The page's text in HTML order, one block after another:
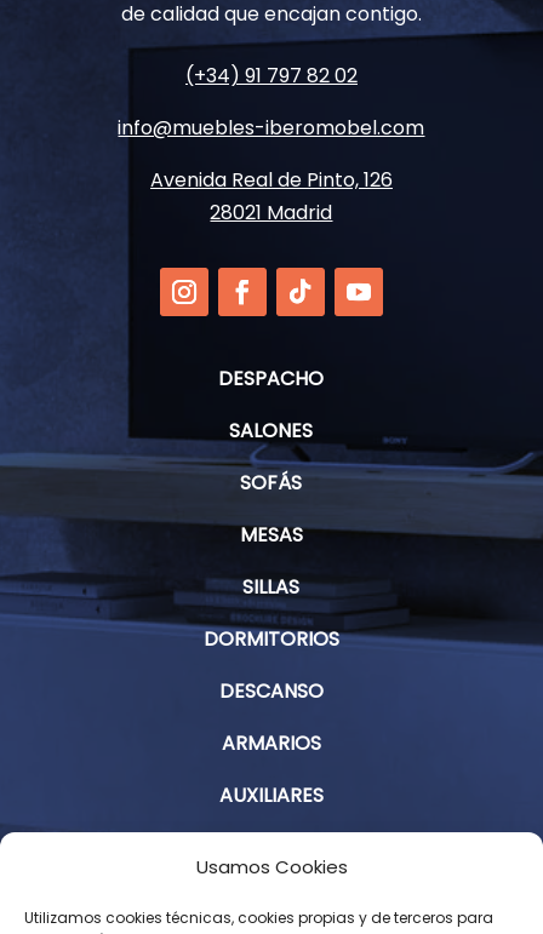
Usamos Cookies
Utilizamos cookies técnicas, cookies propias y de terceros para
de calidad que encajan contigo.
(+34) 91 797 82 02
info@muebles-iberomobel.com
Avenida Real de Pinto, 126
28021 Madrid
DESPACHO
SALONES
SOFÁS
MESAS
SILLAS
DORMITORIOS
DESCANSO
ARMARIOS
AUXILIARES
Aviso Legal
Política de Privacidad